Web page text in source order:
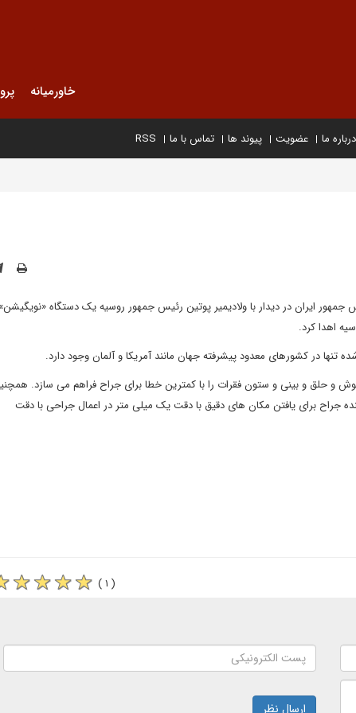
خاورمیانه
درباره ما عضویت پیوند ها تماس با ما RSS
ایران در دیدار با ولادیمیر پوتین رئیس جمهور روسیه یک دستگاه «نویگیشن»
اهدا کرد.
در کشورهای معدود پیشرفته جهان مانند آمریکا و آلمان وجود دارد.
و حلق و بینی و ستون فقرات را با کمترین خطا برای جراح فراهم می سازد.
جراح برای یافتن مکان های دقیق با دقت یک میلی متر در اعمال جراحی با دقت
( ۱ )
ارسال نظر